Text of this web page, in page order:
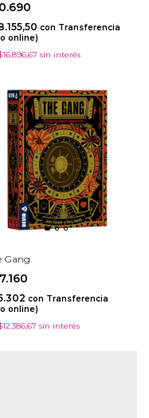
con Transferencia
online)
sin interés
Gang
con Transferencia
online)
sin interés